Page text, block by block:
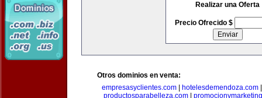
Realizar una Oferta
Precio Ofrecido $
Otros dominios en venta:
empresasyclientes.com
hotelesdemendoza.com
productosparabelleza.com